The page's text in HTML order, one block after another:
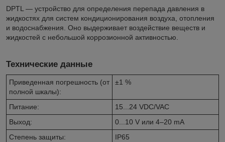
DPTL — устройство для определения перепада давления в
жидкостях для систем кондиционирования воздуха, отопления
и водоснабжения. Оно выдерживает воздействие веществ и
жидкостей с небольшой коррозионной активностью.
Технические данные
Приведенная погрешность (от
полной шкалы):
±1 %
Питание:
15...24 VDC/VAC
Выход:
0...10 V или 4–20 mA
Степень защиты:
IP65